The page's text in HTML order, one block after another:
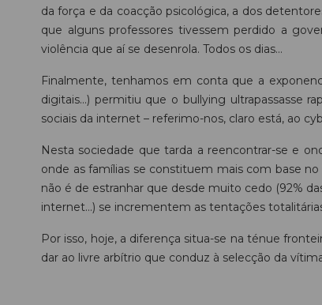
da força e da coacção psicológica, a dos
que alguns professores tivessem perdido a
violência que aí se desenrola. Todos os dias…
Finalmente, tenhamos em conta que a
digitais…) permitiu que o bullying ultrapassasse
sociais da internet – referimo-nos, claro está, ao
Nesta sociedade que tarda a reencontrar-se e
onde as famílias se constituem mais com base
não é de estranhar que desde muito cedo (92%
internet…) se incrementem as tentações
Por isso, hoje, a diferença situa-se na ténue
dar ao livre arbítrio que conduz à selecção da